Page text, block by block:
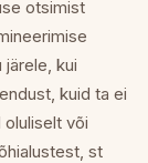
otsimist
kui
kuid ta ei
või
st